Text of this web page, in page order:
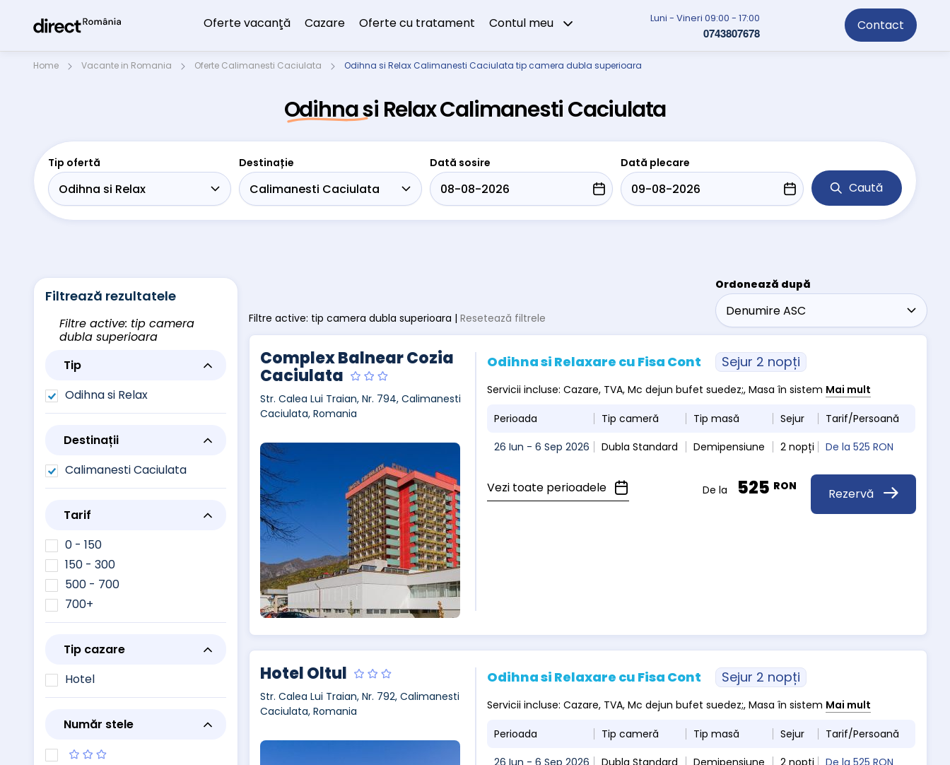
Oferte vacanţă Cazare Oferte cu tratament Contul meu Luni - Vineri 09:00 - 17:00
0743807678 Contact
Home Vacante in Romania Oferte Calimanesti Caciulata Odihna si Relax Calimanesti Caciulata tip camera dubla superioara
Odihna si Relax Calimanesti Caciulata
Tip ofertă Destinație Dată sosire Dată plecare
Caută
Filtrează rezultatele
Filtre active: tip camera
dubla superioara
Tip
Odihna si Relax
Destinații
Calimanesti Caciulata
Tarif
0 - 150
150 - 300
500 - 700
700+
Tip cazare
Hotel
Număr stele
Filtre active: tip camera dubla superioara | Resetează filtrele
Ordonează după
Complex Balnear Cozia
Caciulata
Str. Calea Lui Traian, Nr. 794, Calimanesti
Caciulata, Romania
Odihna si Relaxare cu Fisa Cont Sejur 2 nopți
Servicii incluse: Cazare, TVA, Mc dejun bufet suedez;, Masa în sistem Mai mult
Perioada Tip cameră Tip masă Sejur
Tarif/Persoană
26 Iun - 6 Sep 2026
Dubla Standard Demipensiune 2 nopți De la525 RON
Vezi toate perioadele Rezervă
De la 525 RON
Hotel Oltul
Str. Calea Lui Traian, Nr. 792, Calimanesti
Caciulata, Romania
Odihna si Relaxare cu Fisa Cont Sejur 2 nopți
Servicii incluse: Cazare, TVA, Mc dejun bufet suedez;, Masa în sistem Mai mult
Perioada Tip cameră Tip masă Sejur
Tarif/Persoană
26 Iun - 6 Sep 2026
Dubla Standard Demipensiune 2 nopți De la525 RON